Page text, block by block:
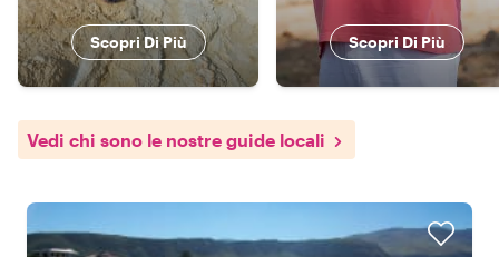
Scopri Di Più Scopri Di Più
Vedi chi sono le nostre guide locali